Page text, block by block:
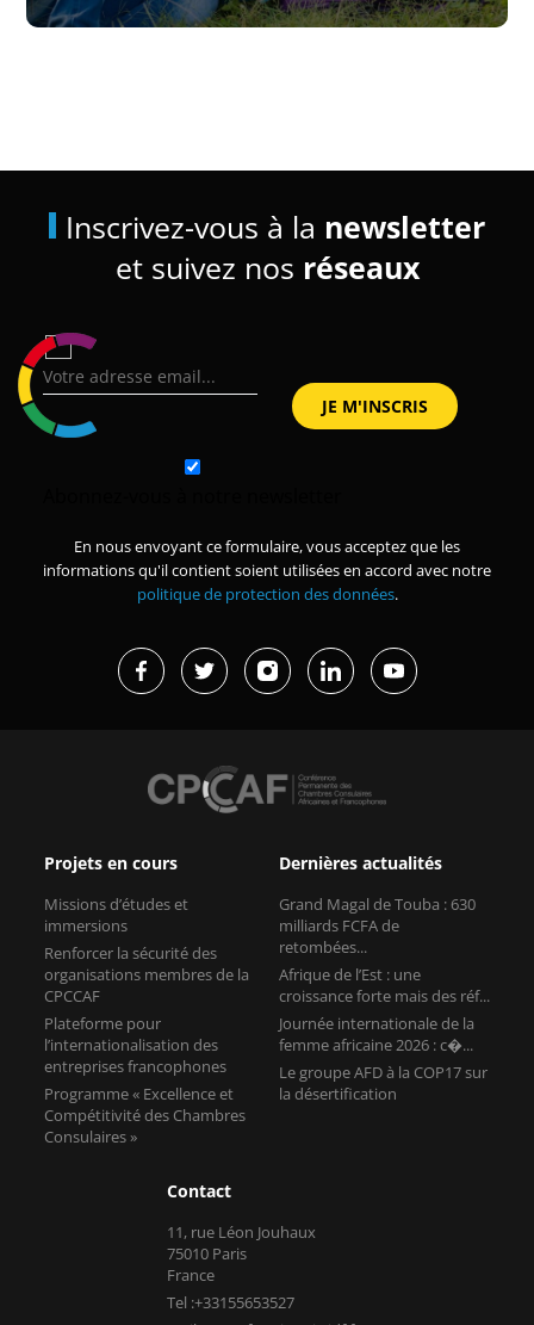
Inscrivez-vous à la newsletter
et suivez nos réseaux
En nous envoyant ce formulaire, vous acceptez que les
informations qu'il contient soient utilisées en accord avec notre
politique de protection des données.
Projets en cours
Missions d’études et
immersions
Renforcer la sécurité des
organisations membres de la
CPCCAF
Plateforme pour
l’internationalisation des
entreprises francophones
Programme « Excellence et
Compétitivité des Chambres
Consulaires »
Dernières actualités
Grand Magal de Touba : 630
milliards FCFA de
retombées...
Afrique de l’Est : une
croissance forte mais des réf...
Journée internationale de la
femme africaine 2026 : c�...
Le groupe AFD à la COP17 sur
la désertification
Contact
11, rue Léon Jouhaux
75010 Paris
France
Tel :+33155653527